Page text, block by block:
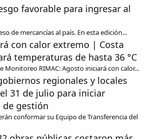
favorable para ingresar al
de mercancías al país. En esta edición...
con calor extremo | Costa
temperaturas de hasta 36 °C
Monitoreo RIMAC: Agosto iniciará con calor...
regionales y locales
31 de julio para iniciar
gestión
conformar su Equipo de Transferencia del